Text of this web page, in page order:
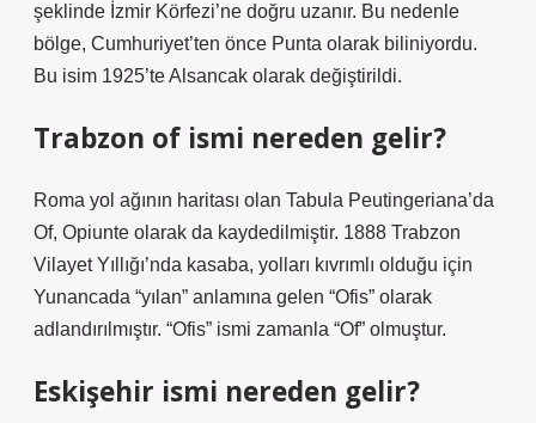
şeklinde İzmir Körfezi’ne doğru uzanır. Bu nedenle
bölge, Cumhuriyet’ten önce Punta olarak biliniyordu.
Bu isim 1925’te Alsancak olarak değiştirildi.
Trabzon of ismi nereden gelir?
Roma yol ağının haritası olan Tabula Peutingeriana’da
Of, Opiunte olarak da kaydedilmiştir. 1888 Trabzon
Vilayet Yıllığı’nda kasaba, yolları kıvrımlı olduğu için
Yunancada “yılan” anlamına gelen “Ofis” olarak
adlandırılmıştır. “Ofis” ismi zamanla “Of” olmuştur.
Eskişehir ismi nereden gelir?